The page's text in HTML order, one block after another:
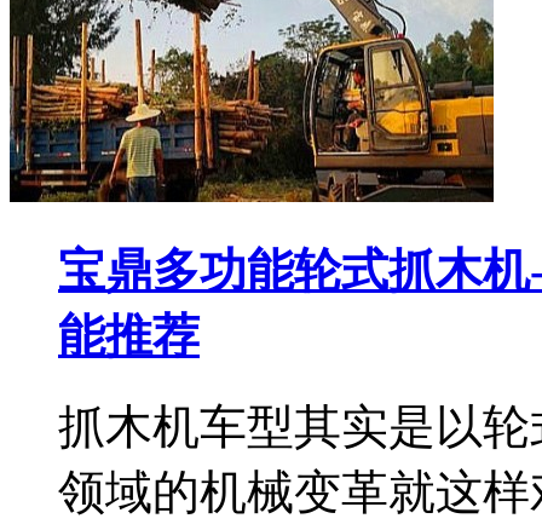
宝鼎多功能轮式抓木
能推荐
抓木机车型其实是以
领域的机械变革就这